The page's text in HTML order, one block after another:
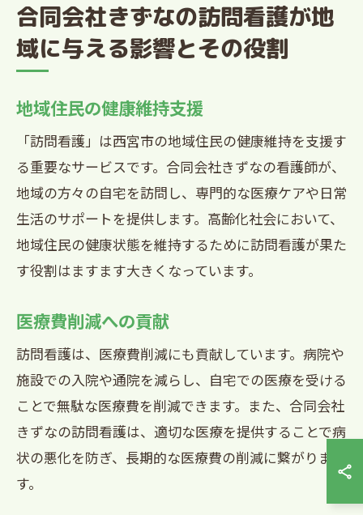
合同会社きずなの訪問看護が地
域に与える影響とその役割
地域住民の健康維持支援
「訪問看護」は西宮市の地域住民の健康維持を支援す
る重要なサービスです。合同会社きずなの看護師が、
地域の方々の自宅を訪問し、専門的な医療ケアや日常
生活のサポートを提供します。高齢化社会において、
地域住民の健康状態を維持するために訪問看護が果た
す役割はますます大きくなっています。
医療費削減への貢献
訪問看護は、医療費削減にも貢献しています。病院や
施設での入院や通院を減らし、自宅での医療を受ける
ことで無駄な医療費を削減できます。また、合同会社
きずなの訪問看護は、適切な医療を提供することで病
状の悪化を防ぎ、長期的な医療費の削減に繋がりま
す。